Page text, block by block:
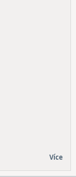
Více